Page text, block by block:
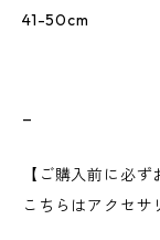
41-50cm
【ご購入前に必ず
こちらはアクセサ